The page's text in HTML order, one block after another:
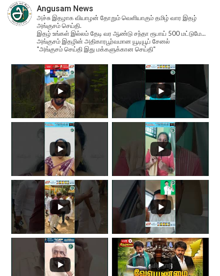
Angusam News
அச்சு இதழாக வியாழன் தோறும் வெளியாகும் தமிழ் வார இதழ்
அங்குசம் செய்தி.
இதழ் உங்கள் இல்லம் தேடி வர ஆண்டு சந்தா ரூபாய் 500 மட்டுமே...
அங்குசம் இதழின் அதிகாரபூர்வமான யூடியூப் சேனல்
"அங்குசம் செய்தி இது மக்களுக்கான செய்தி"